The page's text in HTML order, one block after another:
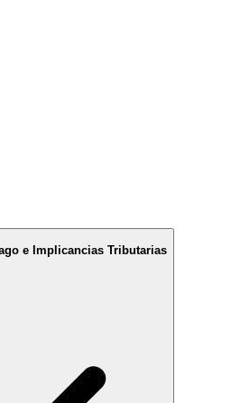
e Implicancias Tributarias